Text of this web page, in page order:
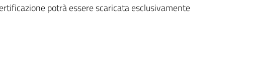
potrà essere scaricata esclusivamente